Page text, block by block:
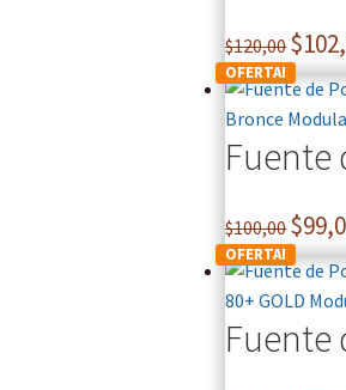
$120,00 $
OFERTA!
Fuente
$100,00 $
OFERTA!
Fuente